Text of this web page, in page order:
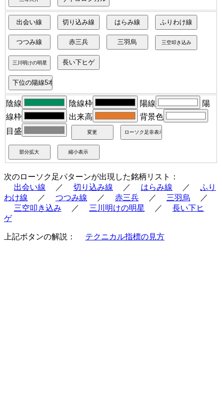
陰線 陰線枠 陽線
陽
線枠
出来高
背景色
目盛
次のローソク足パターンが出現した銘柄リスト：
出会い線
／ 切り込み線 ／ はらみ線 ／
ふり
わけ線
／ つつみ線 ／ 赤三兵 ／ 三羽烏
／
三空叩き込み
／ 三川明けの明星 ／
長い下ヒ
ゲ
上記ボタンの解説： テクニカル指標の見方